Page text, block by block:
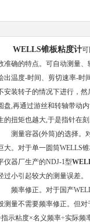
WELLS锥板粘度计
准确的特点。可自动测量
出温度-时间、剪切速率-时
安装转子的情况下进行，
盘,再通过游丝和转轴带动
的扭矩也越大,于是指针在
量容器(外筒)的选择。对
大。对于单一圆筒WELLS
仪器厂生产的NDJ-1型
过小引起较大的测量误差。
率修正。对于国产WELLS
测量不需要频率修正。但
指示粘度×名义频率÷实际频